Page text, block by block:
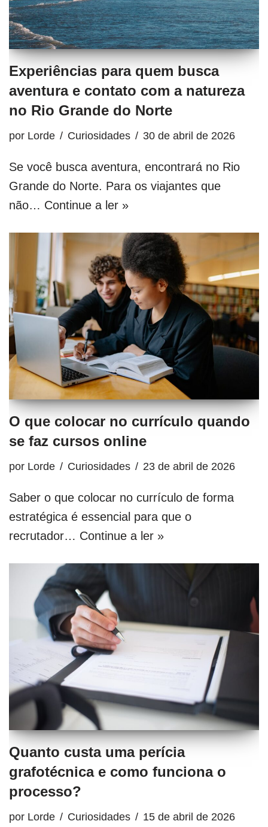
Experiências para quem busca
aventura e contato com a natureza
no Rio Grande do Norte
por Lorde Curiosidades 30 de abril de 2026
Se você busca aventura, encontrará no Rio
Grande do Norte. Para os viajantes que
não… Continue a ler »
O que colocar no currículo quando
se faz cursos online
por Lorde Curiosidades 23 de abril de 2026
Saber o que colocar no currículo de forma
estratégica é essencial para que o
recrutador… Continue a ler »
Quanto custa uma perícia
grafotécnica e como funciona o
processo?
por Lorde Curiosidades 15 de abril de 2026